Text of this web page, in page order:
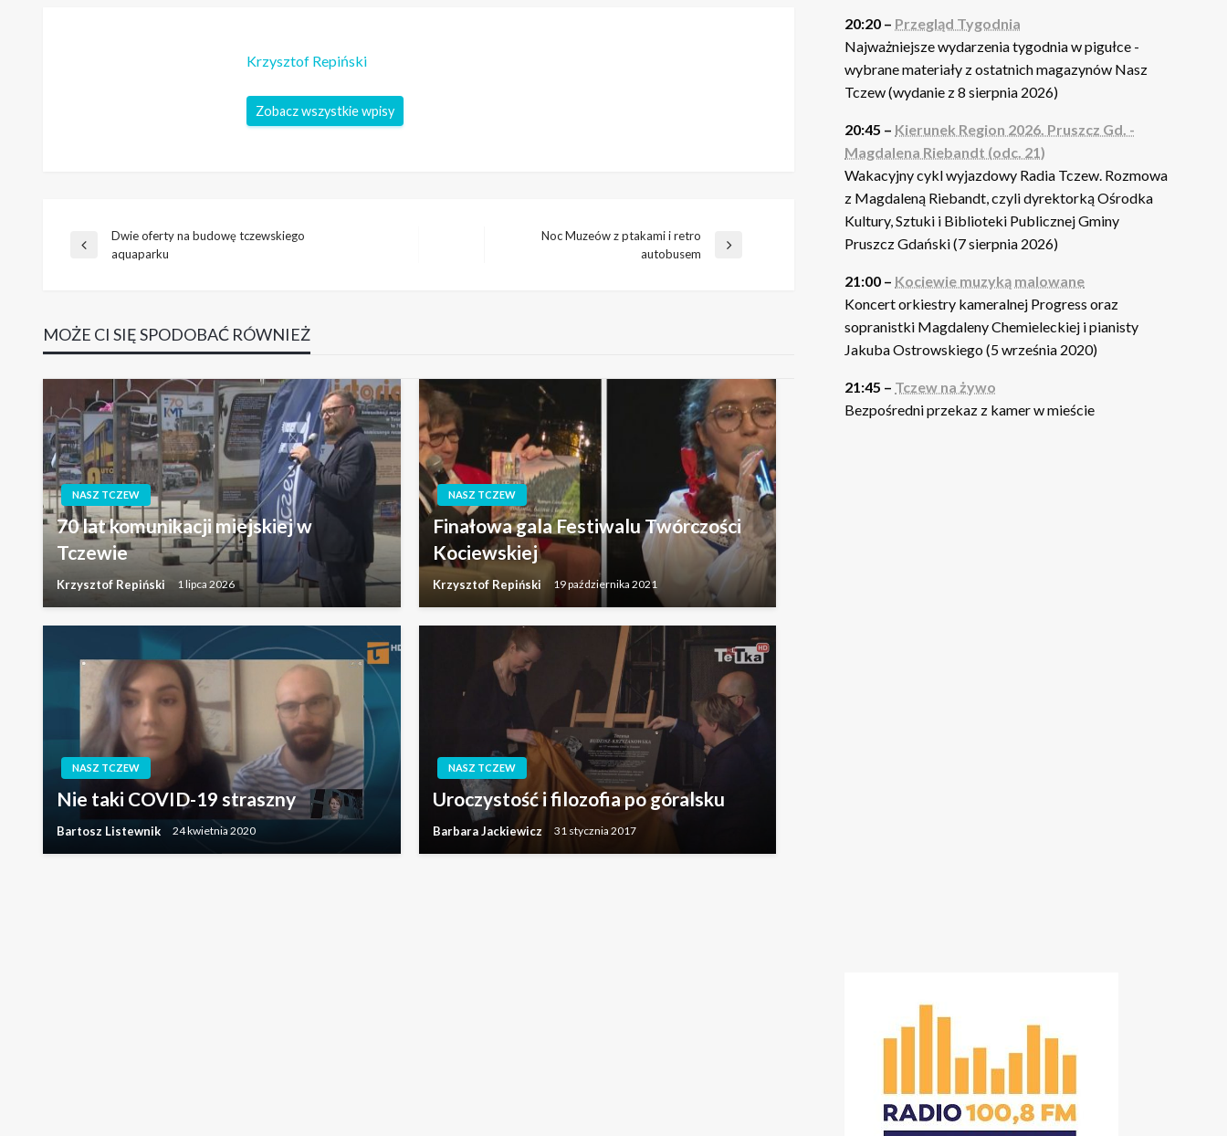
Krzysztof Repiński
Zobacz wszystkie wpisy
Nawigacja
Poprzedni
Dwie oferty na budowę tczewskiego
aquaparku
Noc Muzeów z ptakami i retro
autobusem
MOŻE CI SIĘ SPODOBAĆ RÓWNIEŻ
NASZ TCZEW
70 lat komunikacji miejskiej w
Tczewie
Krzysztof Repiński 1 lipca 2026
NASZ TCZEW
Finałowa gala Festiwalu Twórczości
Kociewskiej
Krzysztof Repiński 19 października 2021
NASZ TCZEW
Nie taki COVID-19 straszny
Bartosz Listewnik 24 kwietnia 2020
NASZ TCZEW
Uroczystość i filozofia po góralsku
Barbara Jackiewicz 31 stycznia 2017
20:20 – Przegląd Tygodnia
Najważniejsze wydarzenia tygodnia w pigułce -
wybrane materiały z ostatnich magazynów Nasz
Tczew (wydanie z 8 sierpnia 2026)
20:45 – Kierunek Region 2026. Pruszcz Gd. -
Magdalena Riebandt (odc. 21)
Wakacyjny cykl wyjazdowy Radia Tczew. Rozmowa
z Magdaleną Riebandt, czyli dyrektorką Ośrodka
Kultury, Sztuki i Biblioteki Publicznej Gminy
Pruszcz Gdański (7 sierpnia 2026)
21:00 – Kociewie muzyką malowane
Koncert orkiestry kameralnej Progress oraz
sopranistki Magdaleny Chemieleckiej i pianisty
Jakuba Ostrowskiego (5 września 2020)
21:45 – Tczew na żywo
Bezpośredni przekaz z kamer w mieście